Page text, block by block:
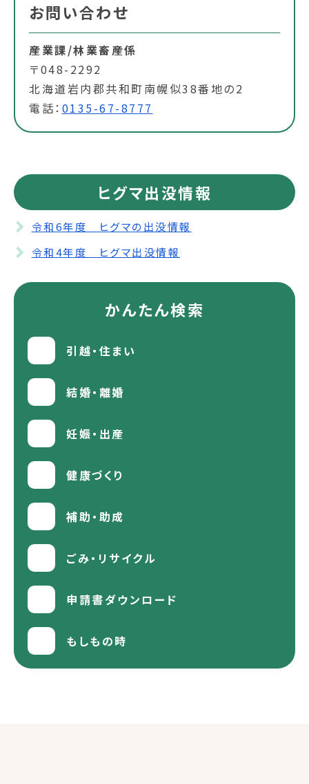
お問い合わせ
産業課/林業畜産係
〒048-2292
北海道岩内郡共和町南幌似38番地の2
電話： 0135-67-8777
ヒグマ出没情報
令和6年度 ヒグマの出没情報
令和4年度 ヒグマ出没情報
かんたん検索
引越・住まい
結婚・離婚
妊娠・出産
健康づくり
補助・助成
ごみ・リサイクル
申請書ダウンロード
もしもの時